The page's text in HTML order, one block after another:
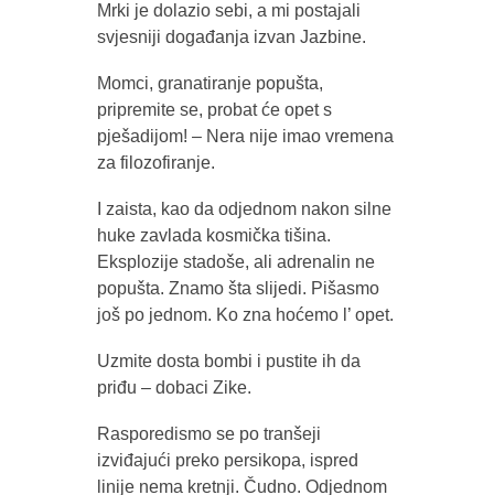
Mrki je dolazio sebi, a mi postajali
svjesniji događanja izvan Jazbine.
Momci, granatiranje popušta,
pripremite se, probat će opet s
pješadijom! – Nera nije imao vremena
za filozofiranje.
I zaista, kao da odjednom nakon silne
huke zavlada kosmička tišina.
Eksplozije stadoše, ali adrenalin ne
popušta. Znamo šta slijedi. Pišasmo
još po jednom. Ko zna hoćemo l’ opet.
Uzmite dosta bombi i pustite ih da
priđu – dobaci Zike.
Rasporedismo se po tranšeji
izviđajući preko persikopa, ispred
linije nema kretnji. Čudno. Odjednom